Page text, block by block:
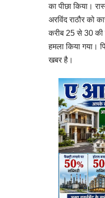
का पीछा किया।
अरविंद राठौर को
करीब 25 से 30 की
हमला किया गया।
खबर है।